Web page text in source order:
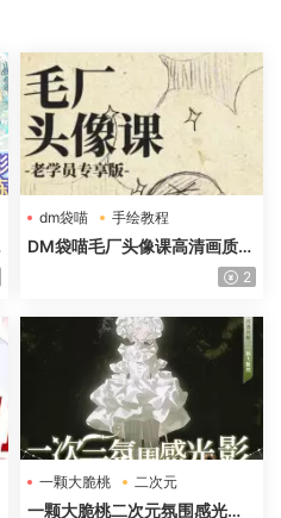
dm袋喵
手绘教程
毛厂头像
DM袋喵毛厂头像课高清画质含
2
一颗大脆桃
二次元
光影特训班
一颗大脆桃二次元氛围感光影